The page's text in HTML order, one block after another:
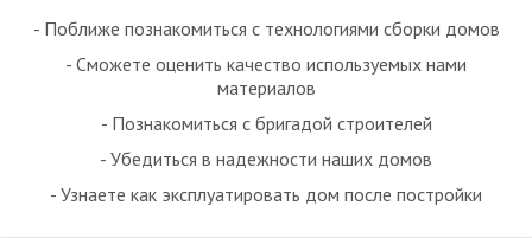
- Поближе познакомиться с технологиями сборки домов
- Сможете оценить качество используемых нами
материалов
- Познакомиться с бригадой строителей
- Убедиться в надежности наших домов
- Узнаете как эксплуатировать дом после постройки